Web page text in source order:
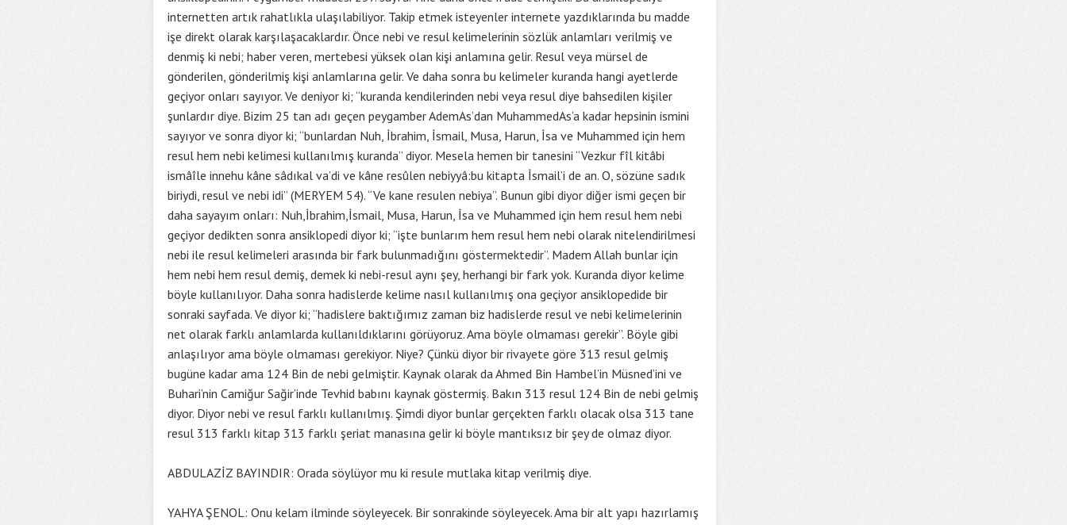
internetten artık rahatlıkla ulaşılabiliyor. Takip etmek isteyenler internete yazdıklarında bu madde
işe direkt olarak karşılaşacaklardır. Önce nebi ve resul kelimelerinin sözlük anlamları verilmiş ve
denmiş ki nebi; haber veren, mertebesi yüksek olan kişi anlamına gelir. Resul veya mürsel de
gönderilen, gönderilmiş kişi anlamlarına gelir. Ve daha sonra bu kelimeler kuranda hangi ayetlerde
geçiyor onları sayıyor. Ve deniyor ki; “kuranda kendilerinden nebi veya resul diye bahsedilen kişiler
şunlardır diye. Bizim 25 tan adı geçen peygamber AdemAs’dan MuhammedAs’a kadar hepsinin ismini
sayıyor ve sonra diyor ki; “bunlardan Nuh, İbrahim, İsmail, Musa, Harun, İsa ve Muhammed için hem
resul hem nebi kelimesi kullanılmış kuranda” diyor. Mesela hemen bir tanesini “Vezkur fîl kitâbi
ismâîle innehu kâne sâdıkal va’di ve kâne resûlen nebiyyâ:bu kitapta İsmail’i de an. O, sözüne sadık
biriydi, resul ve nebi idi” (MERYEM 54). “Ve kane resulen nebiya”. Bunun gibi diyor diğer ismi geçen bir
daha sayayım onları: Nuh,İbrahim,İsmail, Musa, Harun, İsa ve Muhammed için hem resul hem nebi
geçiyor dedikten sonra ansiklopedi diyor ki; “işte bunlarım hem resul hem nebi olarak nitelendirilmesi
nebi ile resul kelimeleri arasında bir fark bulunmadığını göstermektedir”. Madem Allah bunlar için
hem nebi hem resul demiş, demek ki nebi-resul aynı şey, herhangi bir fark yok. Kuranda diyor kelime
böyle kullanılıyor. Daha sonra hadislerde kelime nasıl kullanılmış ona geçiyor ansiklopedide bir
sonraki sayfada. Ve diyor ki; “hadislere baktığımız zaman biz hadislerde resul ve nebi kelimelerinin
net olarak farklı anlamlarda kullanıldıklarını görüyoruz. Ama böyle olmaması gerekir”. Böyle gibi
anlaşılıyor ama böyle olmaması gerekiyor. Niye? Çünkü diyor bir rivayete göre 313 resul gelmiş
bugüne kadar ama 124 Bin de nebi gelmiştir. Kaynak olarak da Ahmed Bin Hambel’in Müsned’ini ve
Buhari’nin Camiğur Sağir’inde Tevhid babını kaynak göstermiş. Bakın 313 resul 124 Bin de nebi gelmiş
diyor. Diyor nebi ve resul farklı kullanılmış. Şimdi diyor bunlar gerçekten farklı olacak olsa 313 tane
resul 313 farklı kitap 313 farklı şeriat manasına gelir ki böyle mantıksız bir şey de olmaz diyor.
ABDULAZİZ BAYINDIR: Orada söylüyor mu ki resule mutlaka kitap verilmiş diye.
YAHYA ŞENOL: Onu kelam ilminde söyleyecek. Bir sonrakinde söyleyecek. Ama bir alt yapı hazırlamış